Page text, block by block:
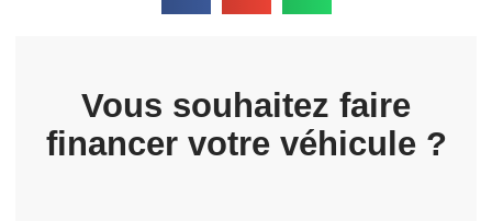
Vous souhaitez faire
financer votre véhicule ?